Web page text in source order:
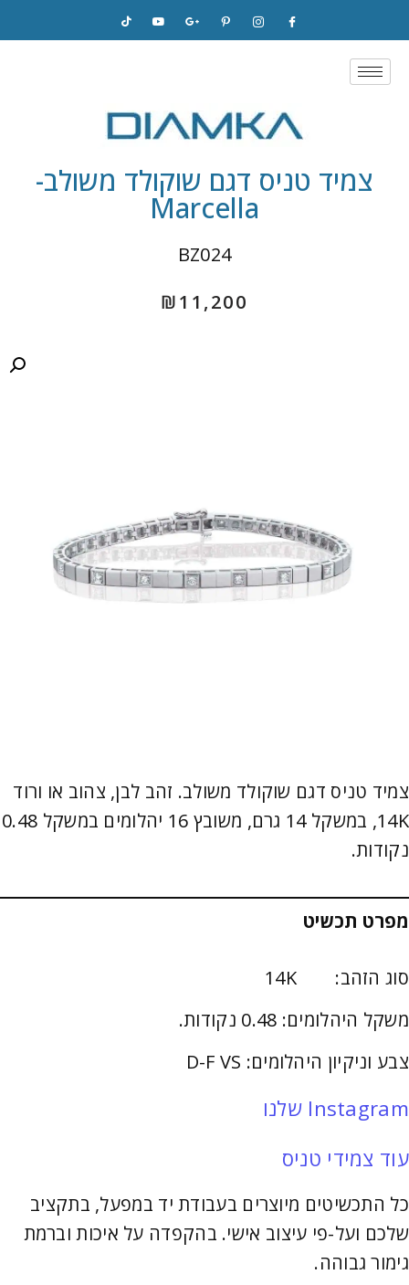
Skip
to
צמיד טניס דגם שוקולד משולב-
Marcella
BZ024
₪11,200
צמיד טניס דגם שוקולד משולב. זהב לבן, צהוב או ורוד
14K, במשקל 14 גרם, משובץ 16 יהלומים במשקל 0.48
נקודות.
מפרט תכשיט
סוג הזהב: 14K
משקל היהלומים: 0.48 נקודות.
צבע וניקיון היהלומים: D-F VS
Instagram שלנו
עוד צמידי טניס
כל התכשיטים מיוצרים בעבודת יד במפעל, בתקציב
שלכם ועל-פי עיצוב אישי. בהקפדה על איכות וברמת
גימור גבוהה.